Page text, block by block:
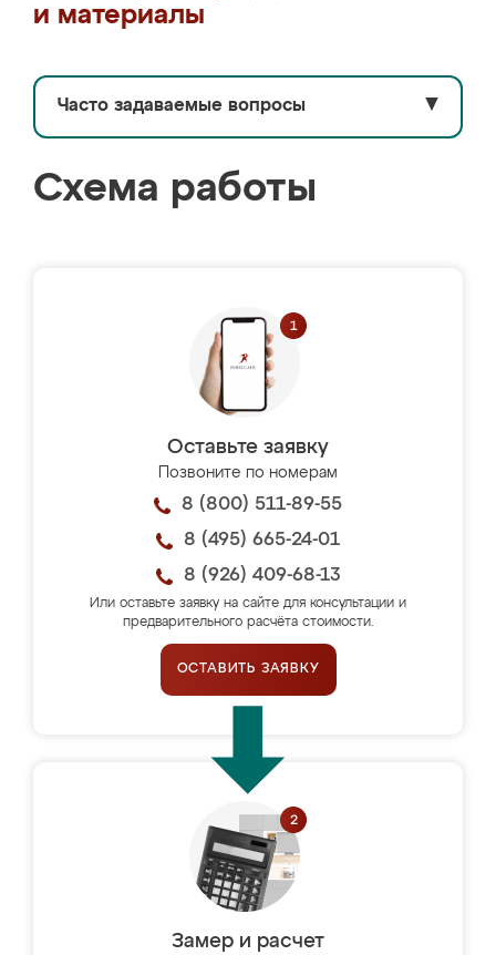
и материалы
Часто задаваемые вопросы ▼
Схема работы
Оставьте заявку
Позвоните по номерам
8 (800) 511-89-55
8 (495) 665-24-01
8 (926) 409-68-13
Или оставьте заявку на сайте для консультации и
предварительного расчёта стоимости.
ОСТАВИТЬ ЗАЯВКУ
Замер и расчет